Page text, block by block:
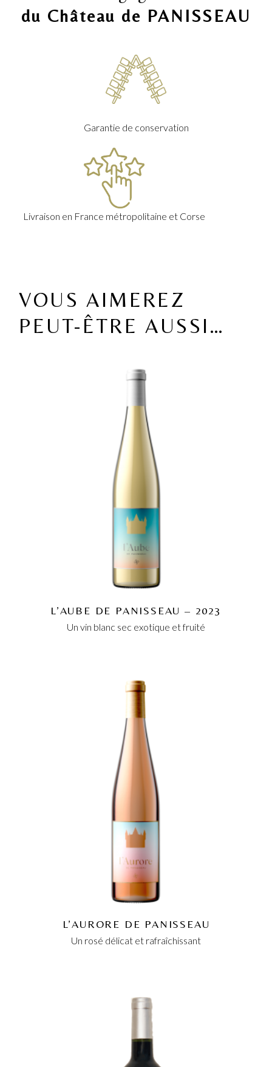
du Château de PANISSEAU
Garantie de conservation
Livraison en France métropolitaine et Corse
VOUS AIMEREZ
PEUT-ÊTRE AUSSI…
L’AUBE DE PANISSEAU – 2023
Un vin blanc sec exotique et fruité
L’AURORE DE PANISSEAU
Un rosé délicat et rafraîchissant